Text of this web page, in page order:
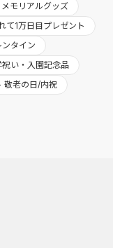
モリアルグッズ
て1万日目プレゼント
ンタイン
祝い・入園記念品
敬老の日/内祝